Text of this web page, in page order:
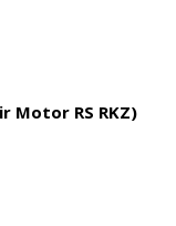
Motor RS RKZ)